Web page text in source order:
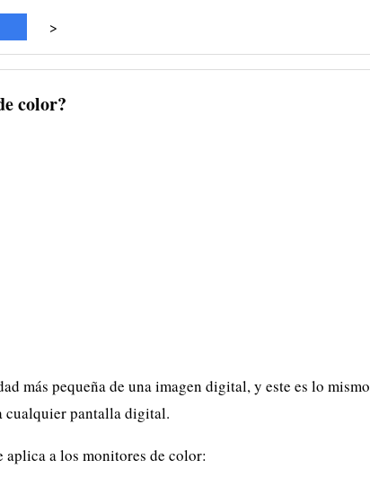
>
color?
más pequeña de una imagen digital, y este es lo mismo
cualquier pantalla digital.
aplica a los monitores de color: